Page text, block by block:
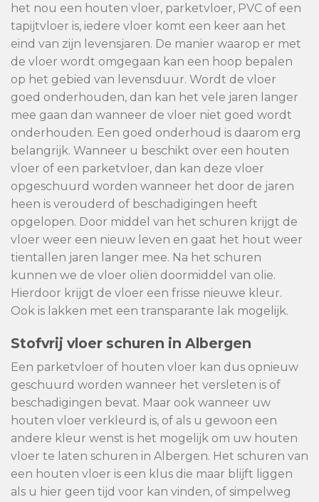
het nou een houten vloer, parketvloer, PVC of een
tapijtvloer is, iedere vloer komt een keer aan het
eind van zijn levensjaren. De manier waarop er met
de vloer wordt omgegaan kan een hoop bepalen
op het gebied van levensduur. Wordt de vloer
goed onderhouden, dan kan het vele jaren langer
mee gaan dan wanneer de vloer niet goed wordt
onderhouden. Een goed onderhoud is daarom erg
belangrijk. Wanneer u beschikt over een houten
vloer of een parketvloer, dan kan deze vloer
opgeschuurd worden wanneer het door de jaren
heen is verouderd of beschadigingen heeft
opgelopen. Door middel van het schuren krijgt de
vloer weer een nieuw leven en gaat het hout weer
tientallen jaren langer mee. Na het schuren
kunnen we de vloer oliën doormiddel van olie.
Hierdoor krijgt de vloer een frisse nieuwe kleur.
Ook is lakken met een transparante lak mogelijk.
Stofvrij vloer schuren in Albergen
Een parketvloer of houten vloer kan dus opnieuw
geschuurd worden wanneer het versleten is of
beschadigingen bevat. Maar ook wanneer uw
houten vloer verkleurd is, of als u gewoon een
andere kleur wenst is het mogelijk om uw houten
vloer te laten schuren in Albergen. Het schuren van
een houten vloer is een klus die maar blijft liggen
als u hier geen tijd voor kan vinden, of simpelweg